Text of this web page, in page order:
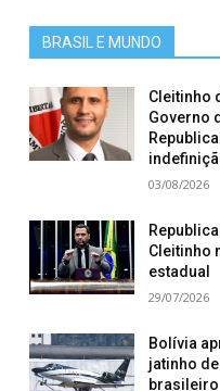
BRASIL E MUNDO
Cleitinho
Governo
03/08/2026
Cleitinho
estadual
29/07/2026
Bolívia
jatinho
brasileiro